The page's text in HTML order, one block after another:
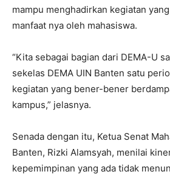
mampu menghadirkan kegiatan
manfaat nya oleh mahasiswa.
“Kita sebagai bagian dari DEMA-U
sekelas DEMA UIN Banten satu
kegiatan yang bener-bener
kampus,” jelasnya.
Senada dengan itu, Ketua Senat
Banten, Rizki Alamsyah, menilai
kepemimpinan yang ada tidak